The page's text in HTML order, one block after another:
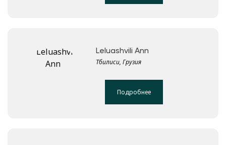
Leluashvili Ann
Тбилиси, Грузия
Подробнее